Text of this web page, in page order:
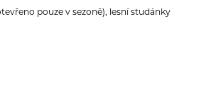
pouze v sezoně), lesní studánky